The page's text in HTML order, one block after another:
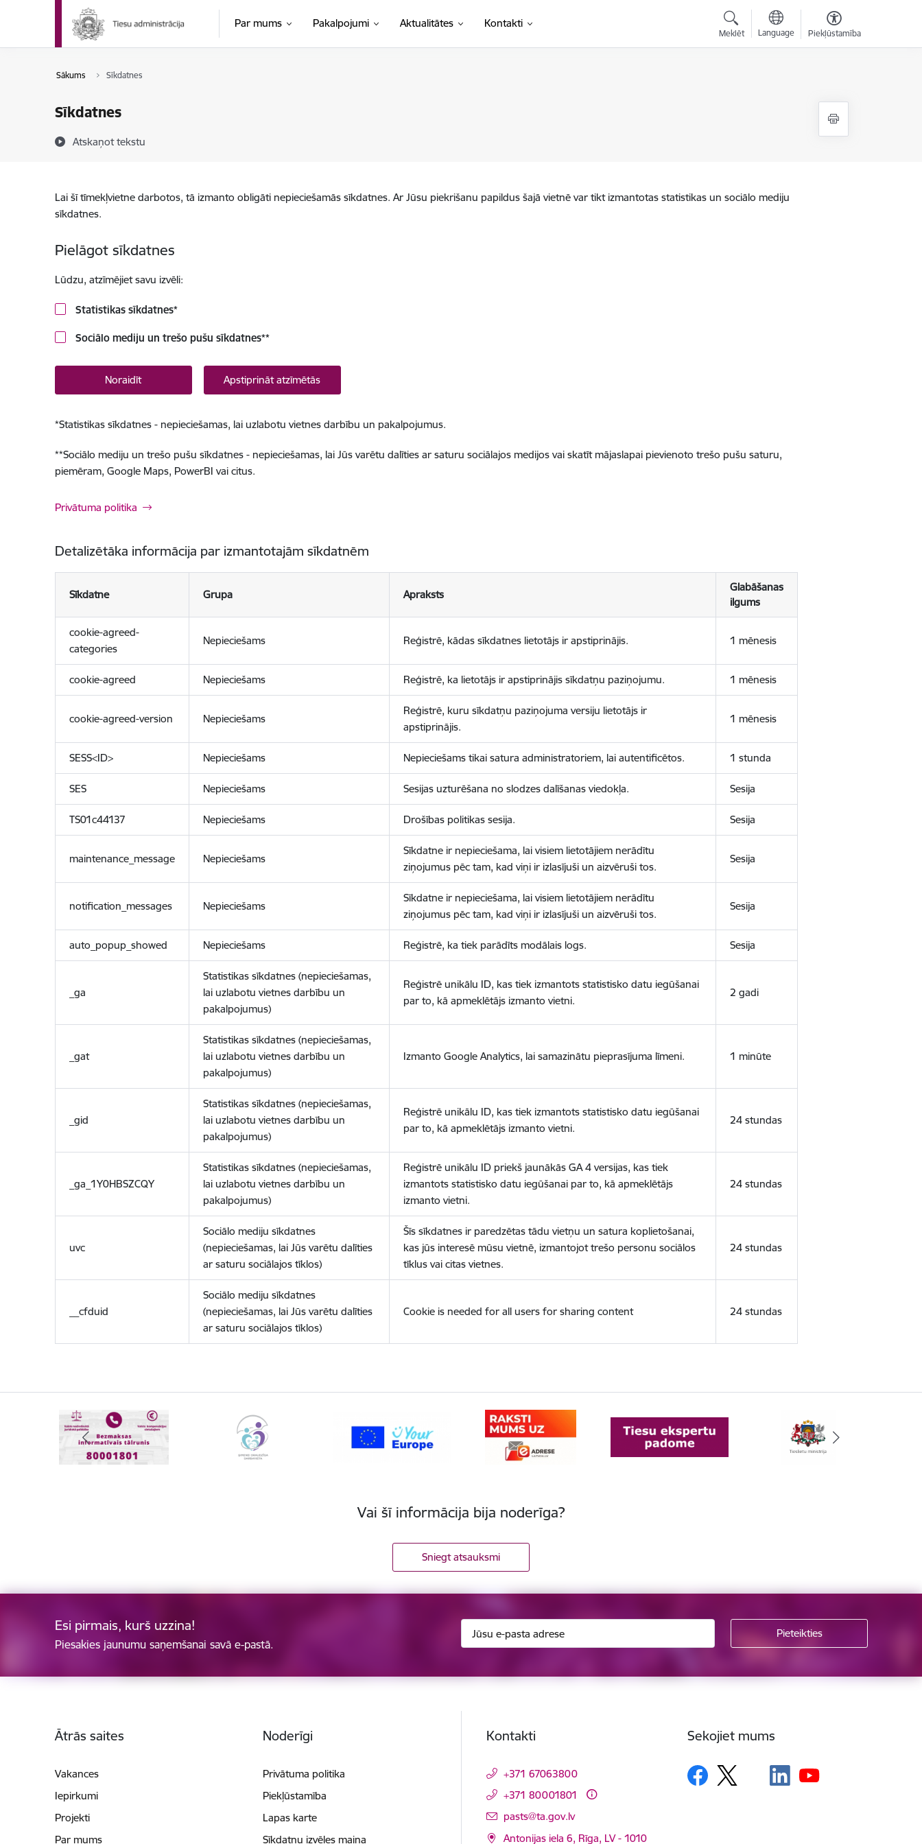
Pāriet uz lapas saturu
Par mums Pakalpojumi Aktualitātes Kontakti
Meklēt Language Piekļūstamība
Sākums Sīkdatnes
Sīkdatnes
Atskaņot tekstu
Lai šī tīmekļvietne darbotos, tā izmanto obligāti nepieciešamās sīkdatnes. Ar Jūsu piekrišanu papildus šajā vietnē var tikt izmantotas statistikas un sociālo mediju
sīkdatnes.
Pielāgot sīkdatnes
Lūdzu, atzīmējiet savu izvēli:
Statistikas sīkdatnes*
Sociālo mediju un trešo pušu sīkdatnes**
Noraidīt Apstiprināt atzīmētās
*Statistikas sīkdatnes - nepieciešamas, lai uzlabotu vietnes darbību un pakalpojumus.
**Sociālo mediju un trešo pušu sīkdatnes - nepieciešamas, lai Jūs varētu dalīties ar saturu sociālajos medijos vai skatīt mājaslapai pievienoto trešo pušu saturu,
piemēram, Google Maps, PowerBI vai citus.
Privātuma politika
Detalizētāka informācija par izmantotajām sīkdatnēm
Sīkdatne Grupa Apraksts
Glabāšanas
ilgums
cookie-agreed-
categories
Nepieciešams Reģistrē, kādas sīkdatnes lietotājs ir apstiprinājis. 1 mēnesis
cookie-agreed Nepieciešams Reģistrē, ka lietotājs ir apstiprinājis sīkdatņu paziņojumu. 1 mēnesis
cookie-agreed-version Nepieciešams
Reģistrē, kuru sīkdatņu paziņojuma versiju lietotājs ir
apstiprinājis.
1 mēnesis
SESS<ID> Nepieciešams Nepieciešams tikai satura administratoriem, lai autentificētos. 1 stunda
SES Nepieciešams Sesijas uzturēšana no slodzes dalīšanas viedokļa. Sesija
TS01c44137 Nepieciešams Drošības politikas sesija. Sesija
maintenance_message Nepieciešams
Sīkdatne ir nepieciešama, lai visiem lietotājiem nerādītu
ziņojumus pēc tam, kad viņi ir izlasījuši un aizvēruši tos.
Sesija
notification_messages Nepieciešams
Sīkdatne ir nepieciešama, lai visiem lietotājiem nerādītu
ziņojumus pēc tam, kad viņi ir izlasījuši un aizvēruši tos.
Sesija
auto_popup_showed Nepieciešams Reģistrē, ka tiek parādīts modālais logs. Sesija
_ga
Statistikas sīkdatnes (nepieciešamas,
lai uzlabotu vietnes darbību un
pakalpojumus)
Reģistrē unikālu ID, kas tiek izmantots statistisko datu iegūšanai
par to, kā apmeklētājs izmanto vietni.
2 gadi
_gat
Statistikas sīkdatnes (nepieciešamas,
lai uzlabotu vietnes darbību un
pakalpojumus)
Izmanto Google Analytics, lai samazinātu pieprasījuma līmeni. 1 minūte
_gid
Statistikas sīkdatnes (nepieciešamas,
lai uzlabotu vietnes darbību un
pakalpojumus)
Reģistrē unikālu ID, kas tiek izmantots statistisko datu iegūšanai
par to, kā apmeklētājs izmanto vietni.
24 stundas
_ga_1Y0HBSZCQY
Statistikas sīkdatnes (nepieciešamas,
lai uzlabotu vietnes darbību un
pakalpojumus)
Reģistrē unikālu ID priekš jaunākās GA 4 versijas, kas tiek
izmantots statistisko datu iegūšanai par to, kā apmeklētājs
izmanto vietni.
24 stundas
uvc
Sociālo mediju sīkdatnes
(nepieciešamas, lai Jūs varētu dalīties
ar saturu sociālajos tīklos)
Šīs sīkdatnes ir paredzētas tādu vietņu un satura koplietošanai,
kas jūs interesē mūsu vietnē, izmantojot trešo personu sociālos
tīklus vai citas vietnes.
24 stundas
__cfduid
Sociālo mediju sīkdatnes
(nepieciešamas, lai Jūs varētu dalīties
ar saturu sociālajos tīklos)
Cookie is needed for all users for sharing content 24 stundas
Vai šī informācija bija noderīga?
Sniegt atsauksmi
Esi pirmais, kurš uzzina!
Piesakies jaunumu saņemšanai savā e-pastā.
Ātrās saites
Vakances
Iepirkumi
Projekti
Par mums
Noderīgi
Privātuma politika
Piekļūstamība
Lapas karte
Sīkdatņu izvēles maiņa
Kontakti
+371 67063800
+371 80001801
E-pasts:
pasts@ta.gov.lv
Antonijas iela 6, Rīga, LV - 1010
Sekojiet mums